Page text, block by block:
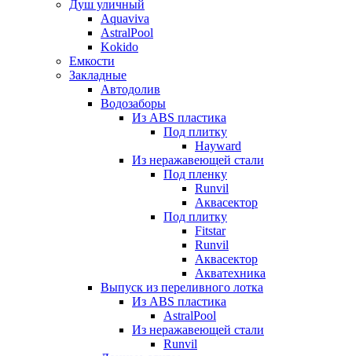
Душ уличный
Aquaviva
AstralPool
Kokido
Емкости
Закладные
Автодолив
Водозаборы
Из ABS пластика
Под плитку
Hayward
Из неражавеющей стали
Под пленку
Runvil
Аквасектор
Под плитку
Fitstar
Runvil
Аквасектор
Акватехника
Выпуск из переливного лотка
Из ABS пластика
AstralPool
Из неражавеющей стали
Runvil